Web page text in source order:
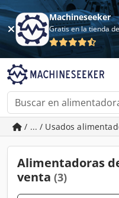
Machineseeker
/ ... / Usados
Alimentadoras
venta (3)